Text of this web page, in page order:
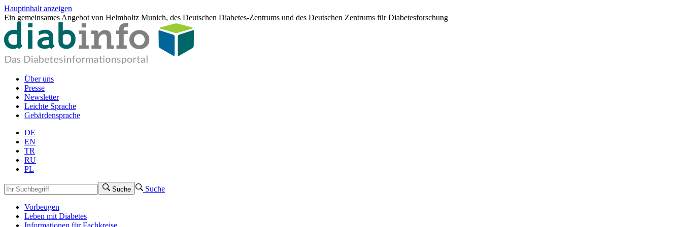
Hauptinhalt anzeigen
Ein gemeinsames Angebot von Helmholtz Munich, des Deutschen Diabetes-Zentrums und des Deutschen Zentrums für Diabetesforschung
Über uns
Presse
Newsletter
Leichte Sprache
Gebärdensprache
DE
EN
TR
RU
PL
Suche Suche
Vorbeugen
Leben mit Diabetes
Informationen für Fachkreise